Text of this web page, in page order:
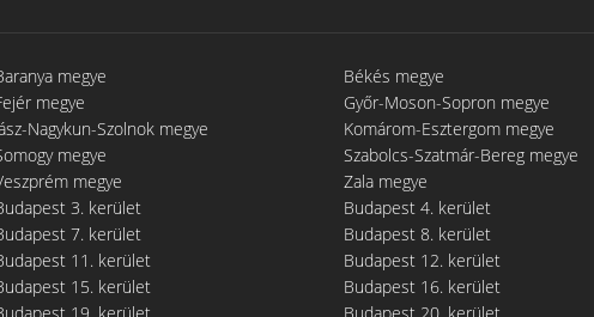
megye
Békés megye
megye
Győr-Moson-Sopron megye
Nagykun-Szolnok megye
Komárom-Esztergom megye
megye
Szabolcs-Szatmár-Bereg megye
megye
Zala megye
3. kerület
Budapest 4. kerület
7. kerület
Budapest 8. kerület
11. kerület
Budapest 12. kerület
15. kerület
Budapest 16. kerület